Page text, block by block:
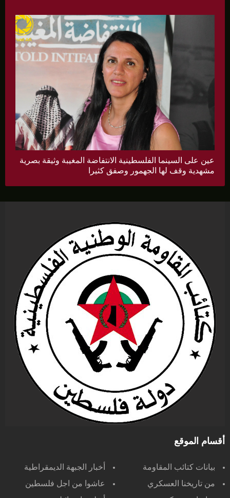
عين على السينما الفلسطينية الانتفاضة المغيبة وثيقة بصرية
مشهدية وقف لها الجهمور وصفق كثيرا
أقسام الموقع
بيانات كتائب المقاومة
أخبار الجبهة الديمقراطية
من تاريخنا العسكري
عاشوا من اجل فلسطين